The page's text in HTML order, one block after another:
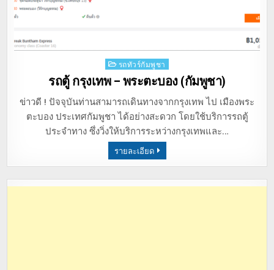
Posted
in
รถทัวร์กัมพูชา
รถตู้ กรุงเทพ – พระตะบอง (กัมพูชา)
ข่าวดี ! ปัจจุบันท่านสามารถเดินทางจากกรุงเทพ ไป เมืองพระ
ตะบอง ประเทศกัมพูชา ได้อย่างสะดวก โดยใช้บริการรถตู้
ประจำทาง ซึ่งวิ่งให้บริการระหว่างกรุงเทพและ…
รายละเอียด